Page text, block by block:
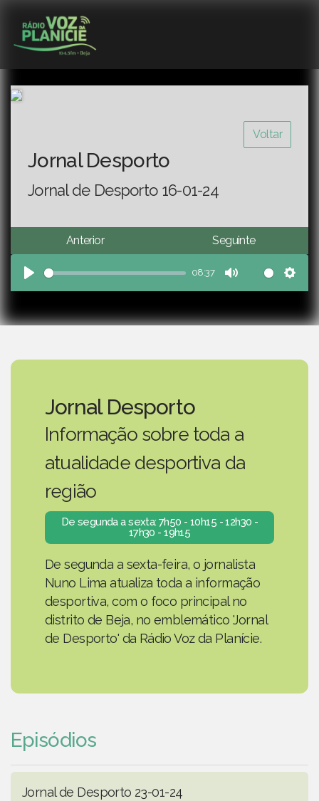
Voltar
Jornal Desporto
Jornal de Desporto 16-01-24
Anterior Seguinte
Play
08:37
Mute
Jornal Desporto
Informação sobre toda a
atualidade desportiva da
região
De segunda a sexta: 7h50 - 10h15 - 12h30 -
17h30 - 19h15
De segunda a sexta-feira, o jornalista
Nuno Lima atualiza toda a informação
desportiva, com o foco principal no
distrito de Beja, no emblemático 'Jornal
de Desporto' da Rádio Voz da Planície.
Episódios
Jornal de Desporto 23-01-24